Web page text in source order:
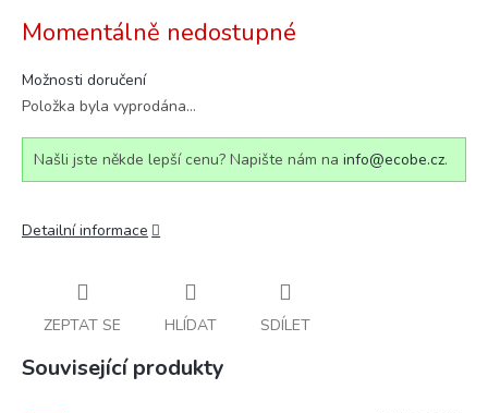
cena:
Momentálně nedostupné
Možnosti doručení
Položka byla vyprodána…
Našli jste někde lepší cenu? Napište nám na info@ecobe.cz.
Detailní informace
ZEPTAT SE HLÍDAT SDÍLET
Související produkty